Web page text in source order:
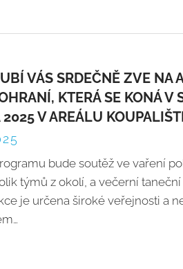
VÁS SRDEČNĚ ZVE NA
KTERÁ SE KONÁ V
V AREÁLU
bude soutěž ve vaření
týmů z okolí, a večerní taneční
je určena široké veřejnosti a